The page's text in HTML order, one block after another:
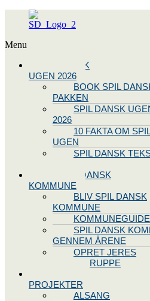
Menu
SPIL DANSK
UGEN 2026
BOOK SPIL
PAKKEN
SPIL DANSK
2026
10 FAKTA OM
UGEN
SPIL DANSK
BLIV SPIL DANSK
KOMMUNE
BLIV SPIL DANSK
KOMMUNE
SPIL DANSK
GENNEM ÅRENE
OPRET JERES
STYREGRUPPE
PROJEKTER
ALSANG